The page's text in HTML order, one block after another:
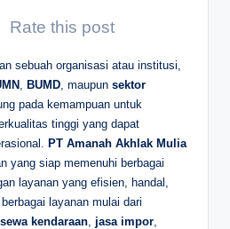
Rate this post
sebuah organisasi atau institusi,
BUMD , maupun sektor
pada kemampuan untuk
tinggi yang dapat
PT Amanah Akhlak Mulia
yang siap memenuhi berbagai
layanan yang efisien, handal,
layanan mulai dari
sewa kendaraan jasa impor